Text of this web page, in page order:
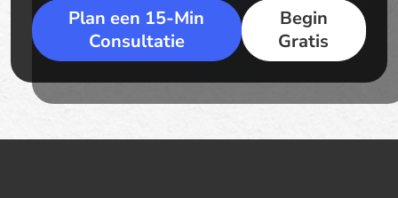
Plan een 15-Min
Consultatie
Begin
Gratis